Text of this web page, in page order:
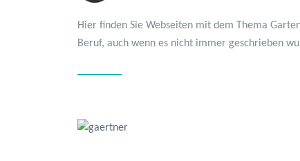
Hier finden Sie Webseiten mit dem Thema
Beruf, auch wenn es nicht immer geschrieben